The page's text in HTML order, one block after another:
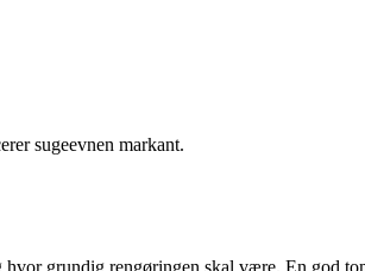
sugeevnen markant.
grundig rengøringen skal være. En god